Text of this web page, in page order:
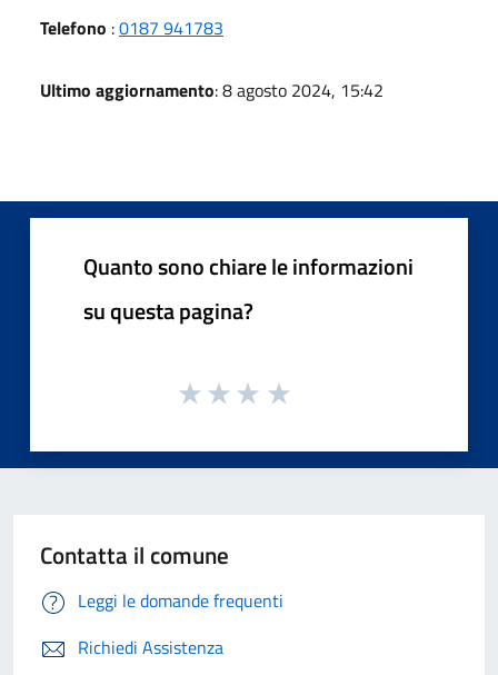
Telefono :0187 941783
Ultimo aggiornamento: 8 agosto 2024, 15:42
Quanto sono chiare le informazioni
su questa pagina?
Contatta il comune
Leggi le domande frequenti
Richiedi Assistenza